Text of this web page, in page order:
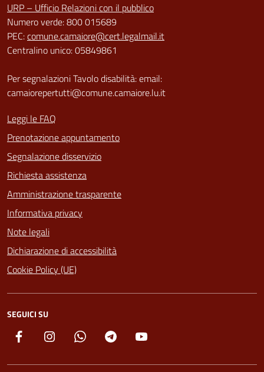
URP – Ufficio Relazioni con il pubblico
Numero verde: 800 015689
PEC:comune.camaiore@cert.legalmail.it
Centralino unico: 05849861
Per segnalazioni Tavolo disabilità: email:
camaiorepertutti@comune.camaiore.lu.it
Leggi le FAQ
Prenotazione appuntamento
Segnalazione disservizio
Richiesta assistenza
Amministrazione trasparente
Informativa privacy
Note legali
Dichiarazione di accessibilità
Cookie Policy (UE)
SEGUICI SU
Facebook Instagram Whatsapp Telegram